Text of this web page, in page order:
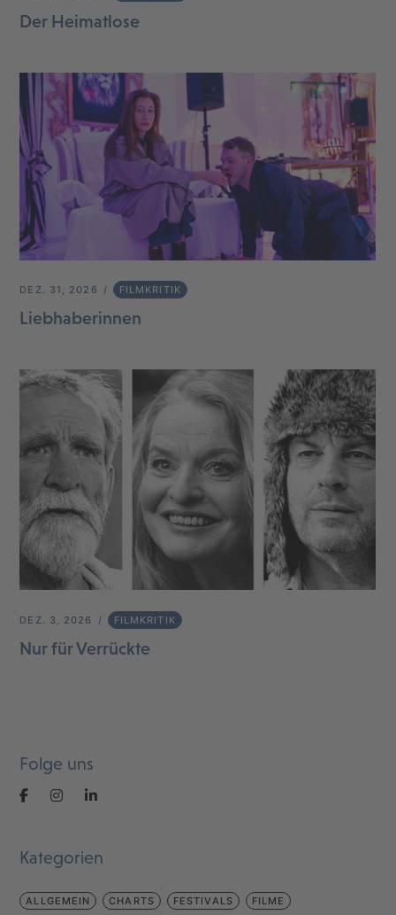
Der Heimatlose
DEZ. 31, 2026 FILMKRITIK
Liebhaberinnen
DEZ. 3, 2026 FILMKRITIK
Nur für Verrückte
Folge uns
Kategorien
ALLGEMEIN CHARTS FESTIVALS FILME